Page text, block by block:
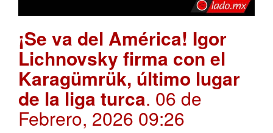
¡Se va del América! Igor
Lichnovsky firma con el
Karagümrük, último lugar
de la liga turca. 06 de
Febrero, 2026 09:26